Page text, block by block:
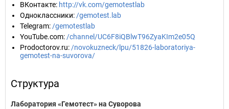
ВКонтакте: http://vk.com/gemotestlab
Одноклассники: /gemotest.lab
Telegram: /gemotestlab
YouTube.com: /channel/UC6F8iQBlwT96ZyaKIm2e05Q
Prodoctorov.ru: /novokuzneck/lpu/51826-laboratoriya-
gemotest-na-suvorova/
Структура
Лаборатория «Гемотест» на Суворова